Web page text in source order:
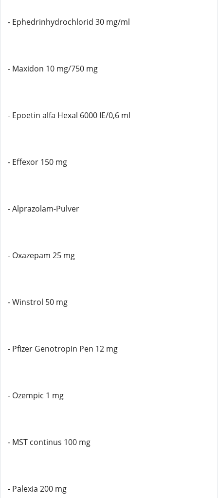
- Ephedrinhydrochlorid 30 mg/ml
- Maxidon 10 mg/750 mg
- Epoetin alfa Hexal 6000 IE/0,6 ml
- Effexor 150 mg
- Alprazolam-Pulver
- Oxazepam 25 mg
- Winstrol 50 mg
- Pfizer Genotropin Pen 12 mg
- Ozempic 1 mg
- MST continus 100 mg
- Palexia 200 mg